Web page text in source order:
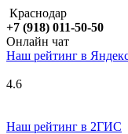
Краснодар
+7 (918) 011-50-50
Онлайн чат
Наш рейтинг в Я
4.6
Наш рейтинг в 2ГИС